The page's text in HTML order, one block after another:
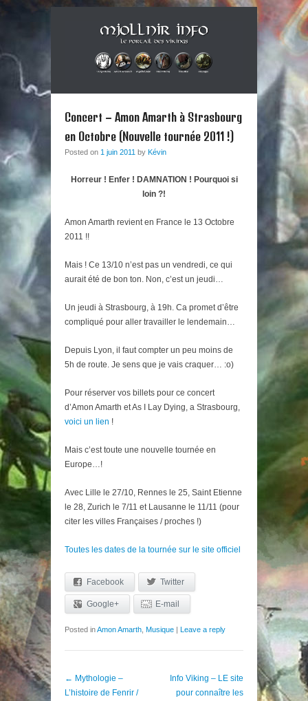
Mjollnir Info : le Portail des
Vikings !
Musique métal et culture scandinave, le tout dans un style
Berzerker ! Alors si vous vous sentez une âme de redresseur de
Thor aux cheveux longs et à la guitare électrique, ce blog est fait
pour vous !
Concert – Amon Amarth à Strasbourg
en Octobre (Nouvelle tournée 2011 !)
Posted on 1 juin 2011 by Kévin
Horreur ! Enfer ! DAMNATION ! Pourquoi si
loin ?!
Amon Amarth revient en France le 13 Octobre
2011 !!
Mais ! Ce 13/10 n’est pas un vendredi, ce qui
aurait été de bon ton. Non, c’est un jeudi…
Un jeudi à Strasbourg, à 19h. Ca promet d’être
compliqué pour aller travailler le lendemain…
Depuis Lyon, il faut compter un peu moins de
5h de route. Je sens que je vais craquer… :o)
Pour réserver vos billets pour ce concert
d’Amon Amarth et As I Lay Dying, a Strasbourg,
voici un lien !
Mais c’est toute une nouvelle tournée en
Europe…!
Avec Lille le 27/10, Rennes le 25, Saint Etienne
le 28, Zurich le 7/11 et Lausanne le 11/11 (pour
citer les villes Françaises / proches !)
Toutes les dates de la tournée sur le site officiel
Facebook Twitter
Google+ E-mail
Posted inAmon Amarth Musique Leave a reply
Post navigation
← Mythologie –
L’histoire de Fenrir /
Info Viking – LE site
pour connaître les